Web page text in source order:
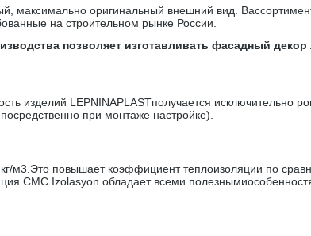
максимально оригинальный внешний вид.
на строительном рынке России.
позволяет изготавливать фасадный
изделий LEPNINAPLASTполучается исключительно
при монтаже настройке).
м3.Это повышает коэффициент теплоизоляции по
CMC Izolasyon обладает всеми